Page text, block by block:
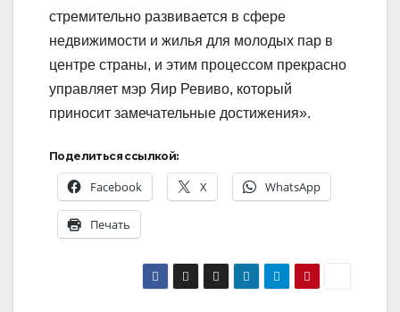
стремительно развивается в сфере
недвижимости и жилья для молодых пар в
центре страны, и этим процессом прекрасно
управляет мэр Яир Ревиво, который
приносит замечательные достижения».
Поделиться ссылкой:
Facebook X WhatsApp
Печать